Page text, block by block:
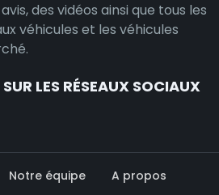
des vidéos ainsi que tous les
véhicules et les véhicules
LES RÉSEAUX SOCIAUX
Notre équipe
A propos